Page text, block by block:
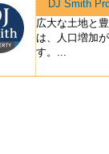
DJ Smith
広大な土地と
は、人口増加
す。...